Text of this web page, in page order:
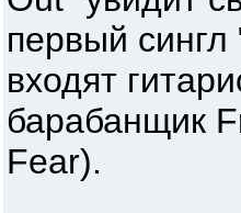
первый
входят
барабанщик
Fear).